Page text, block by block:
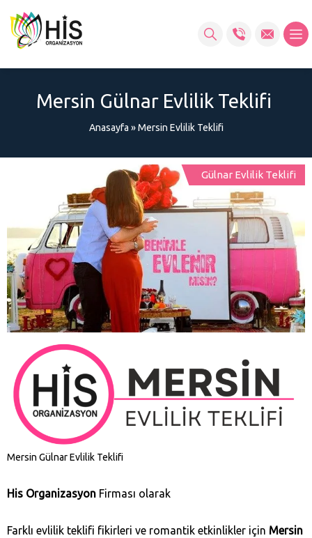
Mersin Gülnar Evlilik Teklifi
Anasayfa »Mersin Evlilik Teklifi
Gülnar Evlilik Teklifi
Mersin Gülnar Evlilik Teklifi
His Organizasyon Firması olarak
Farklı evlilik teklifi fikirleri ve romantik etkinlikler için Mersin